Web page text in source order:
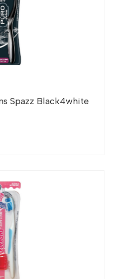
Spazz Black4white